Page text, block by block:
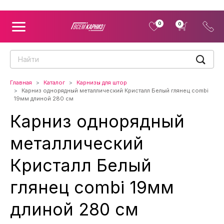
0 0
Главная Каталог
Карнизы для штор
Карниз однорядный металлический Кристалл Белый глянец combi
19мм длиной 280 см
Карниз однорядный
металлический
Кристалл Белый
глянец combi 19мм
длиной 280 см